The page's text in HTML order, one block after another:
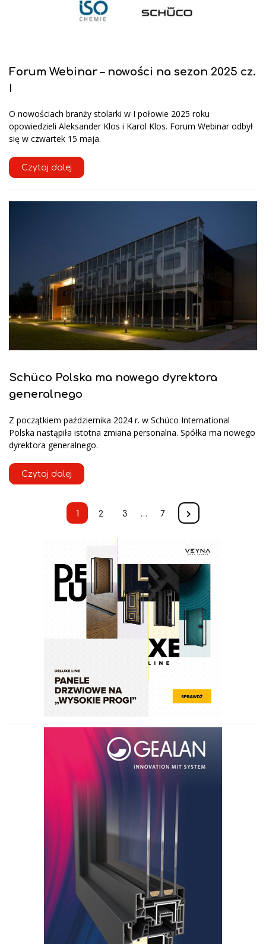
Forum Webinar – nowości na sezon 2025 cz.
I
O nowościach branży stolarki w I połowie 2025 roku
opowiedzieli Aleksander Klos i Karol Klos. Forum Webinar odbył
się w czwartek 15 maja.
Czytaj dalej
Schüco Polska ma nowego dyrektora
generalnego
Z początkiem października 2024 r. w Schüco International
Polska nastąpiła istotna zmiana personalna. Spółka ma nowego
dyrektora generalnego.
Czytaj dalej
1 2 3 … 7